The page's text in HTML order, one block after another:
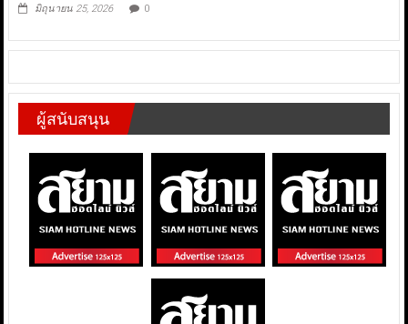
มิถุนายน 25, 2026 0
ผู้สนับสนุน